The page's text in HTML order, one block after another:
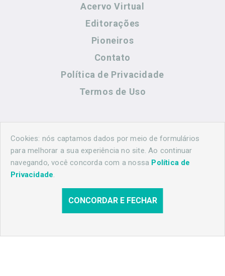
Acervo Virtual
Editorações
Pioneiros
Contato
Política de Privacidade
Termos de Uso
Contato
(44) 99883-8883
Cookies: nós captamos dados por meio de formulários
para melhorar a sua experiência no site. Ao continuar
navegando, você concorda com a nossa Política de
Privacidade.
CONCORDAR E FECHAR